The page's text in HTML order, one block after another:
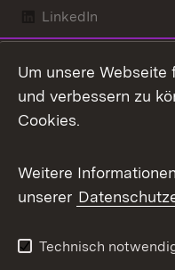
LinkedIn
X / Twitter
Youtube
Kontakt
Um unsere
und verbessern zu
Cookies.
Weitere
unserer
Technisch